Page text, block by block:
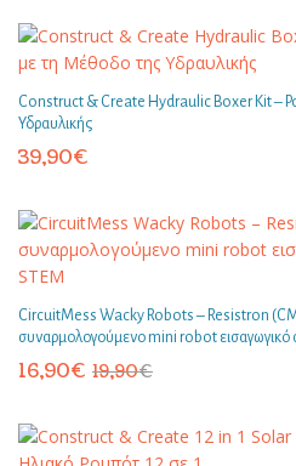
Construct & Create Hydraulic Boxer Kit –
Υδραυλικής
39,90€
CircuitMess Wacky Robots – Resistron
συναρμολογούμενο mini robot εισαγωγικό
16,90€ 19,90€